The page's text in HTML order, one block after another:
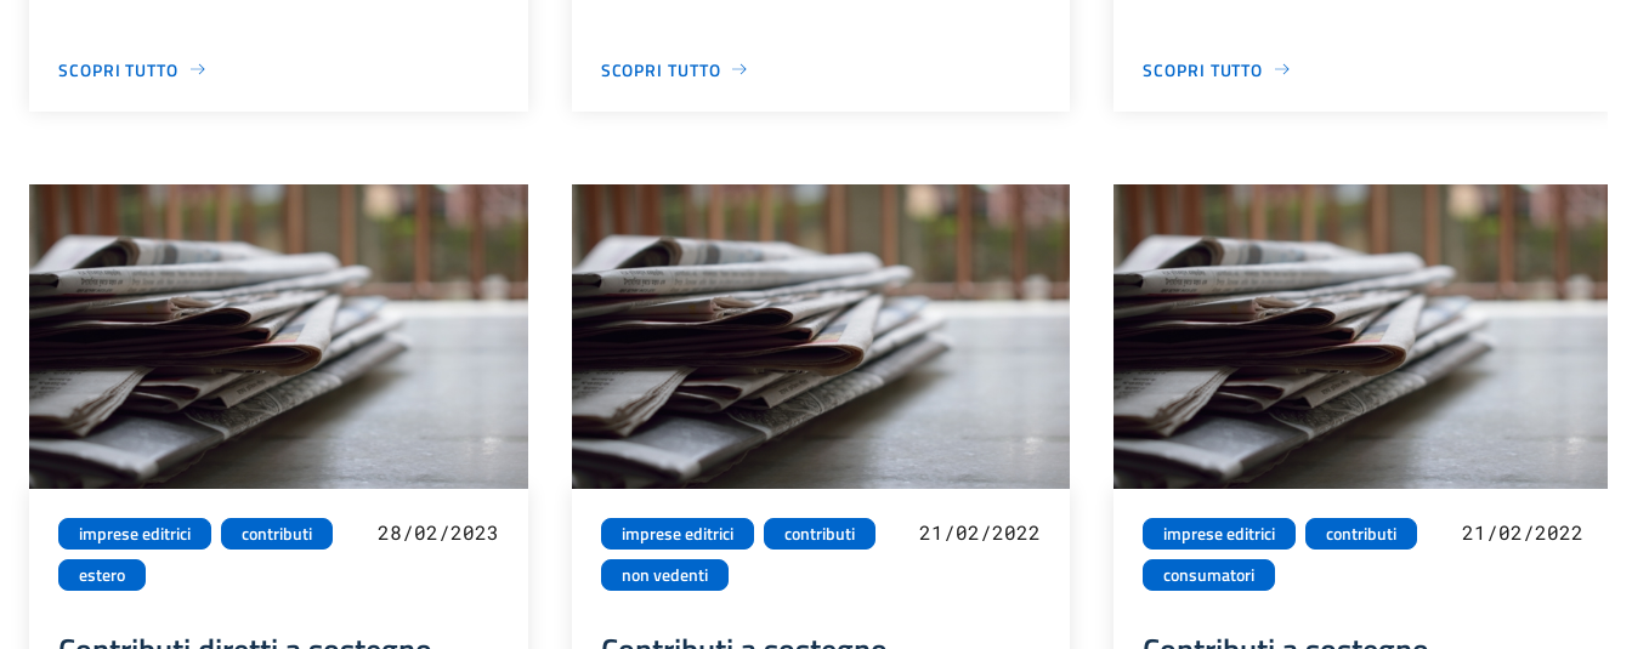
SCOPRI TUTTO SCOPRI TUTTO SCOPRI TUTTO
imprese editrici
contributi
estero
28/02/2023 imprese editrici
contributi
non vedenti
21/02/2022 imprese editrici
contributi
consumatori
21/02/2022